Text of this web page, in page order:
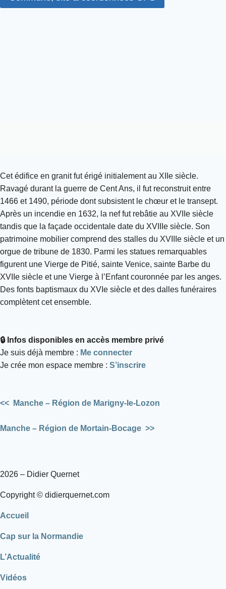
Cet édifice en granit fut érigé initialement au XIIe siècle.
Ravagé durant la guerre de Cent Ans, il fut reconstruit entre
1466 et 1490, période dont subsistent le chœur et le transept.
Après un incendie en 1632, la nef fut rebâtie au XVIIe siècle
tandis que la façade occidentale date du XVIIIe siècle. Son
patrimoine mobilier comprend des stalles du XVIIIe siècle et un
orgue de tribune de 1830. Parmi les statues remarquables
figurent une Vierge de Pitié, sainte Venice, sainte Barbe du
XVIIe siècle et une Vierge à l’Enfant couronnée par les anges.
Des fonts baptismaux du XVIe siècle et des dalles funéraires
complètent cet ensemble.
🔒 Infos disponibles en accès membre privé
Je suis déjà membre : Me connecter
Je crée mon espace membre : S’inscrire
<< Manche – Région de Marigny-le-Lozon
Manche – Région de Mortain-Bocage >>
2026 – Didier Quernet
Copyright © didierquernet.com
Accueil
Cap sur la Normandie
L’Actualité
Vidéos